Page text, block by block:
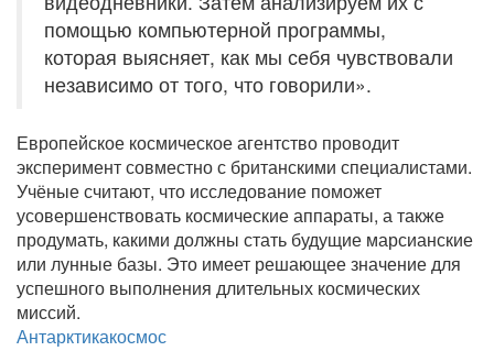
помощью компьютерной программы,
которая выясняет, как мы себя чувствовали
независимо от того, что говорили».
Европейское космическое агентство проводит
эксперимент совместно с британскими специалистами.
Учёные считают, что исследование поможет
усовершенствовать космические аппараты, а также
продумать, какими должны стать будущие марсианские
или лунные базы. Это имеет решающее значение для
успешного выполнения длительных космических
миссий.
Антарктикакосмос